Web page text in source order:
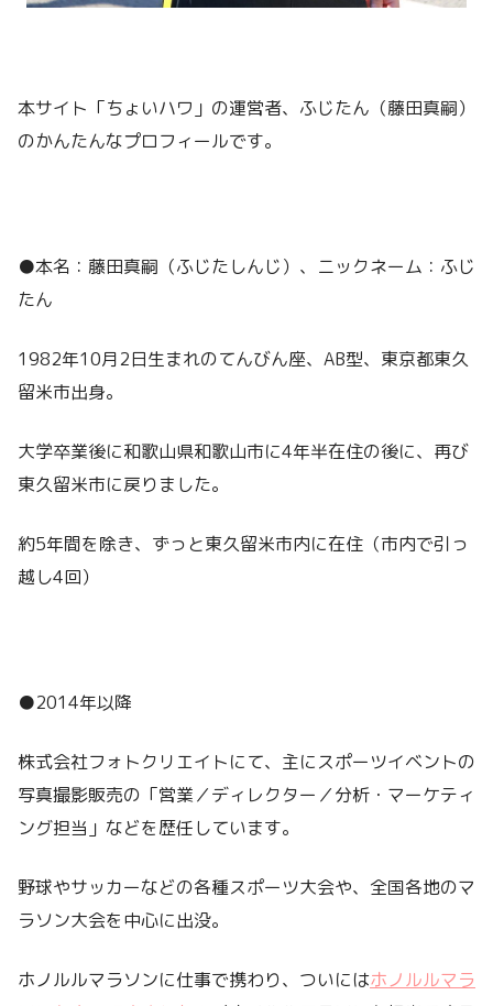
本サイト「ちょいハワ」の運営者、ふじたん（藤田真嗣）
のかんたんなプロフィールです。
●本名：藤田真嗣（ふじたしんじ）、ニックネーム：ふじ
たん
1982年10月2日生まれのてんびん座、AB型、東京都東久
留米市出身。
大学卒業後に和歌山県和歌山市に4年半在住の後に、再び
東久留米市に戻りました。
約5年間を除き、ずっと東久留米市内に在住（市内で引っ
越し4回）
●2014年以降
株式会社フォトクリエイトにて、主にスポーツイベントの
写真撮影販売の「営業／ディレクター／分析・マーケティ
ング担当」などを歴任しています。
野球やサッカーなどの各種スポーツ大会や、全国各地のマ
ラソン大会を中心に出没。
ホノルルマラソンに仕事で携わり、ついにはホノルルマラ